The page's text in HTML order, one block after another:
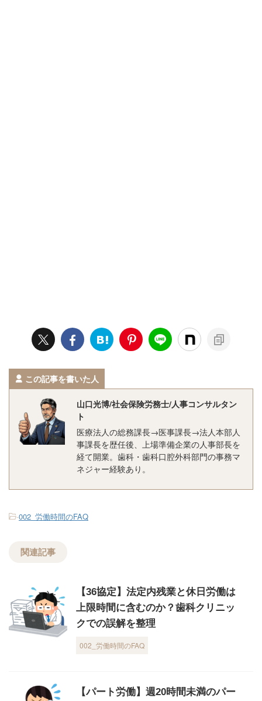
この記事を書いた人
山口光博/社会保険労務士/人事コンサルタン
ト
医療法人の総務課長→医事課長→法人本部人
事課長を歴任後、上場準備企業の人事部長を
経て開業。歯科・歯科口腔外科部門の事務マ
ネジャー経験あり。
-002_労働時間のFAQ
関連記事
【36協定】法定内残業と休日労働は
上限時間に含むのか？歯科クリニッ
クでの誤解を整理
002_労働時間のFAQ
【パート労働】週20時間未満のパー